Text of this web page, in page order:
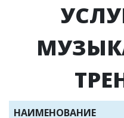
НАИМЕНОВАНИЕ